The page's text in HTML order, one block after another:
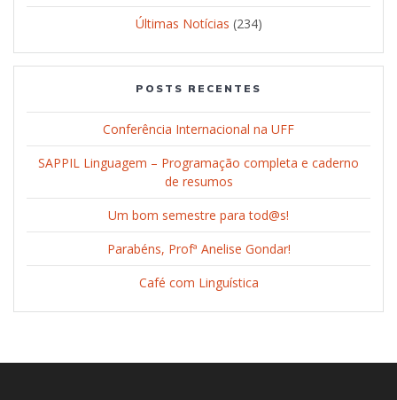
Últimas Notícias (234)
POSTS RECENTES
Conferência Internacional na UFF
SAPPIL Linguagem – Programação completa e caderno
de resumos
Um bom semestre para tod@s!
Parabéns, Profª Anelise Gondar!
Café com Linguística